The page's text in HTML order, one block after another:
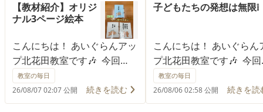
【教材紹介】オリジ
ナル3ページ絵本
こんにちは！ あいぐらんアッ
プ北花田教室です🎶 今回
は、教材紹介です📚✨ 文字の
読みを練習しているお子さま
向けに、3ページの短い文章
教室の毎日
26/08/07 02:07 公開 続きを読む
子どもたちの発想は無限❕
こんにちは！ あいぐらん
プ北花田教室です🎶 今回
は、小集団レッスンで折
の「さかな」を折る活動
り組みました🐟✨ 一枚
教室の毎日
26/08/06 02:58 公開 続きを読